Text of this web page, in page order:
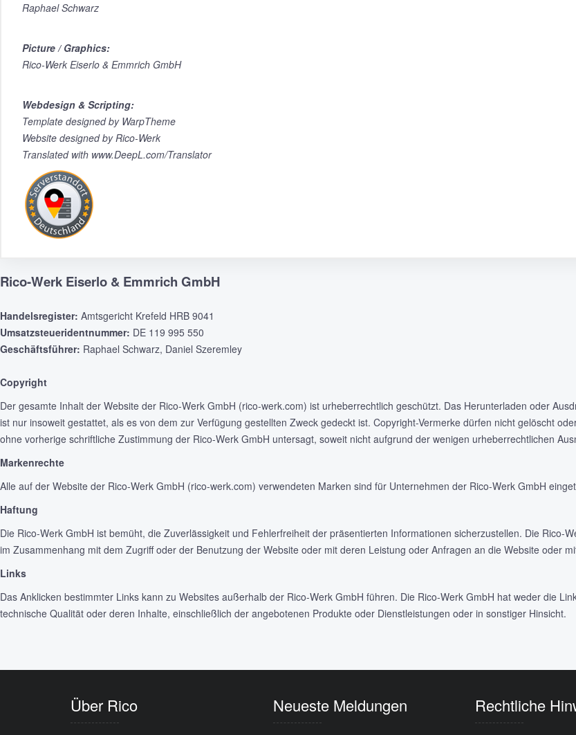
Raphael Schwarz
Picture / Graphics:
Rico-Werk Eiserlo & Emmrich GmbH
Webdesign & Scripting:
Template designed by WarpTheme
Website designed by Rico-Werk
Translated with www.DeepL.com/Translator
Rico-Werk Eiserlo & Emmrich GmbH
Handelsregister: Amtsgericht Krefeld HRB 9041
Umsatzsteueridentnummer: DE 119 995 550
Geschäftsführer: Raphael Schwarz, Daniel Szeremley
Copyright
Der gesamte Inhalt der Website der Rico-Werk GmbH (rico-werk.com) ist urheberrechtlich geschützt. Das Herunterladen oder
ist nur insoweit gestattet, als es von dem zur Verfügung gestellten Zweck gedeckt ist. Copyright-Vermerke dürfen nicht gelöscht
ohne vorherige schriftliche Zustimmung der Rico-Werk GmbH untersagt, soweit nicht aufgrund der wenigen urheberrechtlichen
Markenrechte
Alle auf der Website der Rico-Werk GmbH (rico-werk.com) verwendeten Marken sind für Unternehmen der Rico-Werk GmbH
Haftung
Die Rico-Werk GmbH ist bemüht, die Zuverlässigkeit und Fehlerfreiheit der präsentierten Informationen sicherzustellen. Die
im Zusammenhang mit dem Zugriff oder der Benutzung der Website oder mit deren Leistung oder Anfragen an die Website oder
Links
Das Anklicken bestimmter Links kann zu Websites außerhalb der Rico-Werk GmbH führen. Die Rico-Werk GmbH hat weder die
technische Qualität oder deren Inhalte, einschließlich der angebotenen Produkte oder Dienstleistungen oder in sonstiger Hinsicht.
Über Rico Neueste Meldungen Rechtliche